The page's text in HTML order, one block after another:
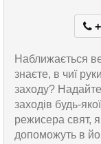
Наближається
знаєте, в чиї
заходу?
заходів будь-
режисера свят,
допоможуть в